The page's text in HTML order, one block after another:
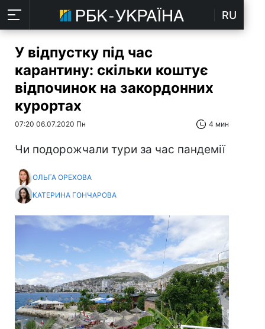
RU
У відпустку під час
карантину: скільки коштує
відпочинок на закордонних
курортах
07:20 06.07.2020 Пн 4 мин
Чи подорожчали тури за час пандемії
ОЛЬГА ОРЕХОВА
КАТЕРИНА ГОНЧАРОВА